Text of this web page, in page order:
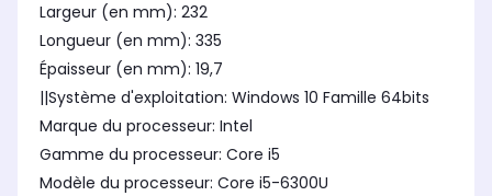
Largeur (en mm): 232
Longueur (en mm): 335
Épaisseur (en mm): 19,7
||Système d'exploitation: Windows 10 Famille 64bits
Marque du processeur: Intel
Gamme du processeur: Core i5
Modèle du processeur: Core i5-6300U